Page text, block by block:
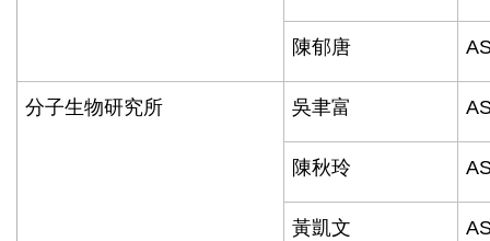
陳郁唐
分子生物研究所 吳聿富
陳秋玲
黃凱文